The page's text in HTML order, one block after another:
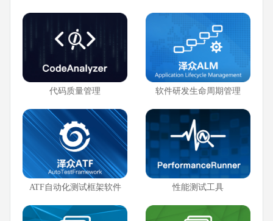
代码质量管理 软件研发生命周期管理
ATF自动化测试框架软件 性能测试工具